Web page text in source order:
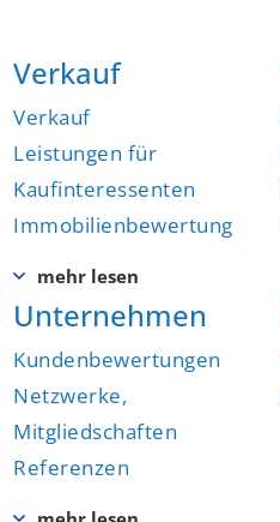
Verkauf
Verkauf
Leistungen für
Kaufinteressenten
Immobilienbewertung
Unternehmen
Kundenbewertungen
Netzwerke,
Mitgliedschaften
Referenzen